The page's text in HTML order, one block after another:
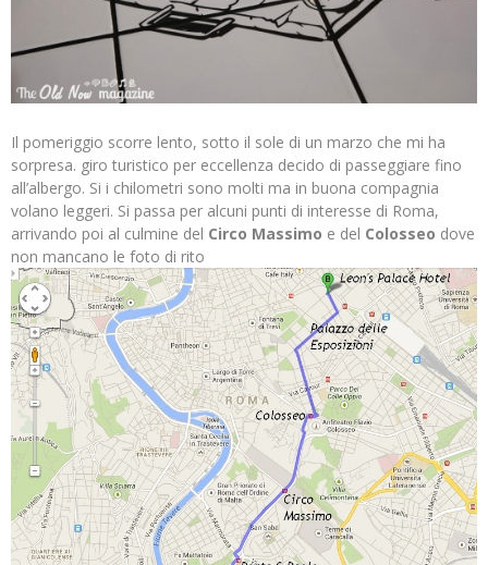
Il pomeriggio scorre lento, sotto il sole di un marzo che mi ha
sorpresa. giro turistico per eccellenza decido di passeggiare fino
all’albergo. Si i chilometri sono molti ma in buona compagnia
volano leggeri. Si passa per alcuni punti di interesse di Roma,
arrivando poi al culmine del Circo Massimo e del Colosseo dove
non mancano le foto di rito